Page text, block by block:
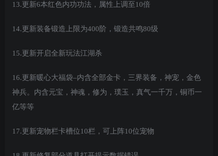
13.更新6本红色内功功法，属性上调至10倍
14.更新装备锻造上限为400阶，锻造共鸣80级
15.更新开启全新玩法江湖杀
16.更新暖心大福袋–内含全部金卡，三界装备，神宠，金色
神兵。内含元宝，神魂，修为，璞玉，真气一千万，铜币一
亿等等
17.更新宠物栏卡槽位10栏，可上阵10位宠物